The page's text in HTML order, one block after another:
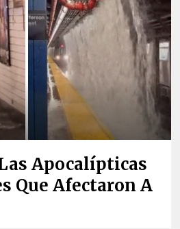
Apocalípticas
Que Afectaron A